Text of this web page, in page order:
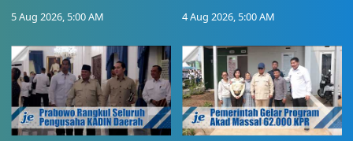
5 Aug 2026, 5:00 AM 4 Aug 2026, 5:00 AM